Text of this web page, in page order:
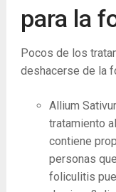
para la
Pocos de los
deshacerse de la
Allium
tratamiento
contiene
personas
foliculitis